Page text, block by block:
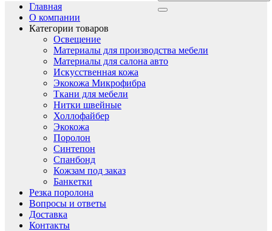
Главная
О компании
Категории товаров
Освещение
Материалы для производства мебели
Материалы для салона авто
Искусственная кожа
Экокожа Микрофибра
Ткани для мебели
Нитки швейные
Холлофайбер
Экокожа
Поролон
Синтепон
Спанбонд
Кожзам под заказ
Банкетки
Резка поролона
Вопросы и ответы
Доставка
Контакты